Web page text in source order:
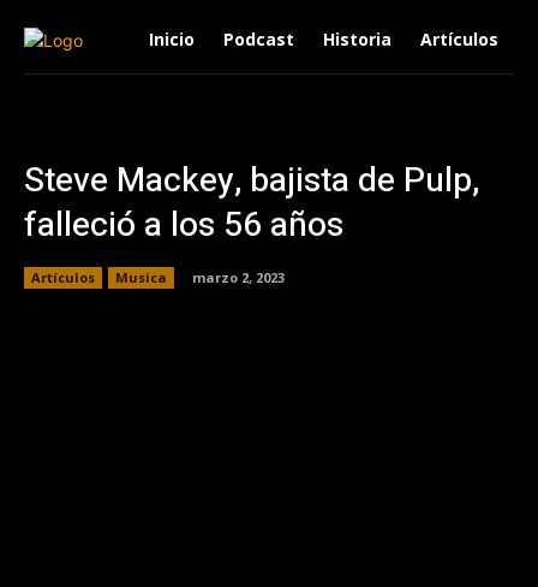
Inicio Podcast Historia Artículos
Steve Mackey, bajista de Pulp,
falleció a los 56 años
Artículos Musica marzo 2, 2023